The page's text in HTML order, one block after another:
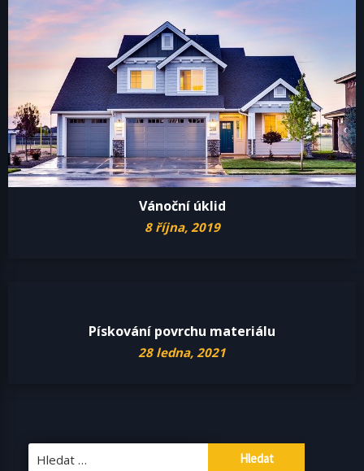
Vánoční úklid
8 října, 2019
Pískování povrchu materiálu
28 ledna, 2021
Vyhledávání